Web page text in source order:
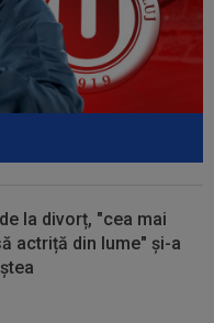
la divorț, "cea mai
actriță din lume" și-a